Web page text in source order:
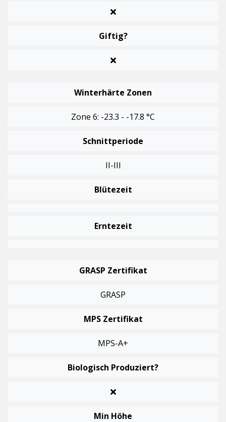
Giftig?
Winterhärte Zonen
Zone 6: -23.3 - -17.8 °C
Schnittperiode
II-III
Blütezeit
Erntezeit
GRASP Zertifikat
GRASP
MPS Zertifikat
MPS-A+
Biologisch Produziert?
Min Höhe